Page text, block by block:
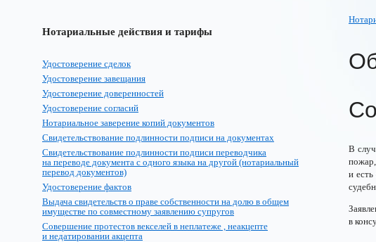
Нотариальные действия и тарифы
Удостоверение сделок
Удостоверение завещания
Удостоверение доверенностей
Удостоверение согласий
Нотариальное заверение копий документов
Свидетельствование подлинности подписи на документах
Свидетельствование подлинности подписи переводчика
на переводе документа с одного языка на другой (нотариальный
перевод документов)
Удостоверение фактов
Выдача свидетельств о праве собственности на долю в общем
имуществе по совместному заявлению супругов
Совершение протестов векселей в неплатеже , неакцепте
и недатировании акцепта
В
и
в